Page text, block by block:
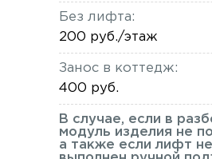
Без лифта:
200 руб./этаж
Занос в коттедж:
400 руб.
В случае, если в
модуль изделия не
а также если лифт